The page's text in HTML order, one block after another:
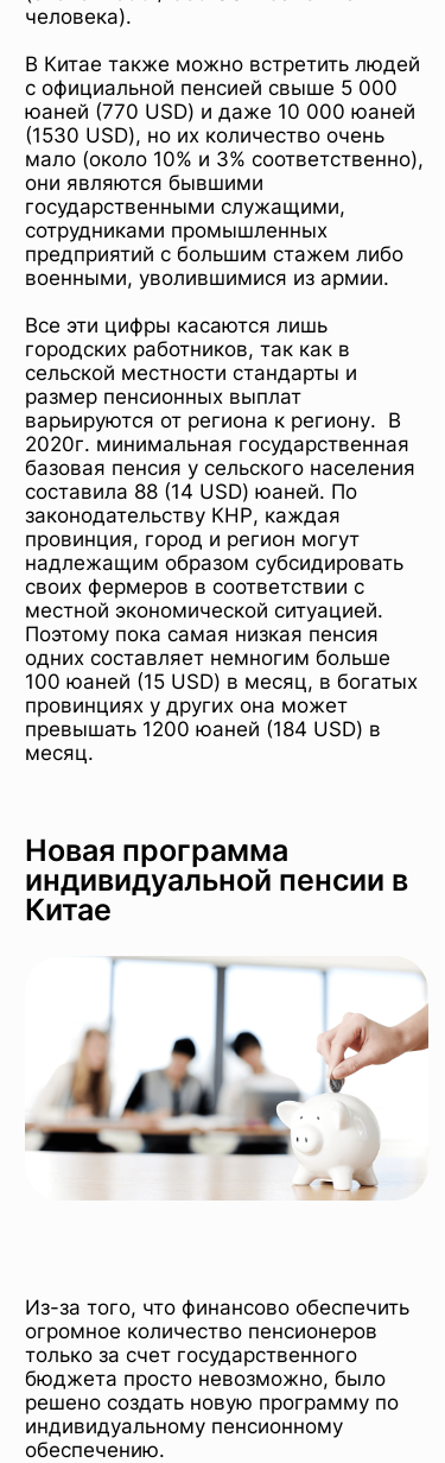
человека).
В Китае также можно встретить людей
с официальной пенсией свыше 5 000
юаней (770 USD) и даже 10 000 юаней
(1530 USD), но их количество очень
мало (около 10% и 3% соответственно),
они являются бывшими
государственными служащими,
сотрудниками промышленных
предприятий с большим стажем либо
военными, уволившимися из армии.
Все эти цифры касаются лишь
городских работников, так как в
сельской местности стандарты и
размер пенсионных выплат
варьируются от региона к региону. В
2020г. минимальная государственная
базовая пенсия у сельского населения
составила 88 (14 USD) юаней. По
законодательству КНР, каждая
провинция, город и регион могут
надлежащим образом субсидировать
своих фермеров в соответствии с
местной экономической ситуацией.
Поэтому пока самая низкая пенсия
одних составляет немногим больше
100 юаней (15 USD) в месяц, в богатых
провинциях у других она может
превышать 1200 юаней (184 USD) в
месяц.
Новая программа
индивидуальной пенсии в
Китае
Из-за того, что финансово обеспечить
огромное количество пенсионеров
только за счет государственного
бюджета просто невозможно, было
решено создать новую программу по
индивидуальному пенсионному
обеспечению.